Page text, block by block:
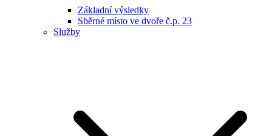
Základní výsledky
Sběrné místo ve dvoře č.p. 23
Služby